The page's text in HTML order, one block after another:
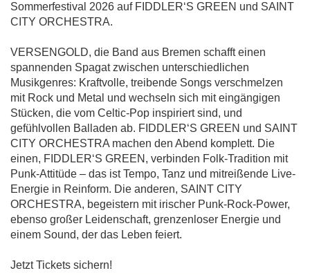
Sommerfestival 2026 auf FIDDLER‘S GREEN und SAINT
CITY ORCHESTRA.
VERSENGOLD, die Band aus Bremen schafft einen
spannenden Spagat zwischen unterschiedlichen
Musikgenres: Kraftvolle, treibende Songs verschmelzen
mit Rock und Metal und wechseln sich mit eingängigen
Stücken, die vom Celtic-Pop inspiriert sind, und
gefühlvollen Balladen ab. FIDDLER‘S GREEN und SAINT
CITY ORCHESTRA machen den Abend komplett. Die
einen, FIDDLER‘S GREEN, verbinden Folk-Tradition mit
Punk-Attitüde – das ist Tempo, Tanz und mitreißende Live-
Energie in Reinform. Die anderen, SAINT CITY
ORCHESTRA, begeistern mit irischer Punk-Rock-Power,
ebenso großer Leidenschaft, grenzenloser Energie und
einem Sound, der das Leben feiert.
Jetzt Tickets sichern!